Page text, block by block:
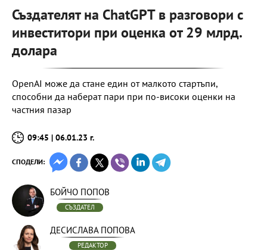
Създателят на ChatGPT в разговори с
инвеститори при оценка от 29 млрд.
долара
OpenAI може да стане един от малкото стартъпи,
способни да наберат пари при по-високи оценки на
частния пазар
09:45 | 06.01.23 г.
СПОДЕЛИ:
БОЙЧО ПОПОВ
СЪЗДАТЕЛ
ДЕСИСЛАВА ПОПОВА
РЕДАКТОР